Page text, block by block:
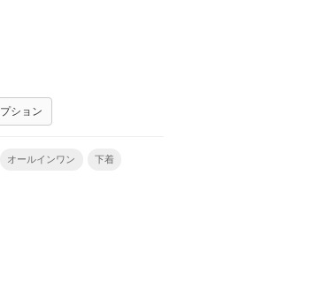
ション
オールインワン 下着